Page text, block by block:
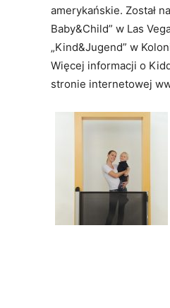
amerykańskie. Został
Baby&Child” w Las
„Kind&Jugend” w
Więcej informacji o
stronie internetowej